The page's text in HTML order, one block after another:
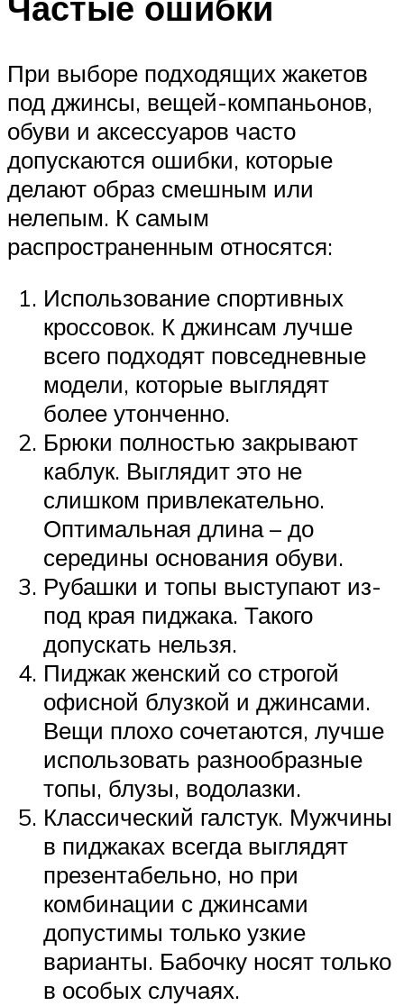
При выборе подходящих жакетов
под джинсы, вещей-компаньонов,
обуви и аксессуаров часто
допускаются ошибки, которые
делают образ смешным или
нелепым. К самым
распространенным относятся:
Использование спортивных
кроссовок. К джинсам лучше
всего подходят повседневные
модели, которые выглядят
более утонченно.
Брюки полностью закрывают
каблук. Выглядит это не
слишком привлекательно.
Оптимальная длина – до
середины основания обуви.
Рубашки и топы выступают из-
под края пиджака. Такого
допускать нельзя.
Пиджак женский со строгой
офисной блузкой и джинсами.
Вещи плохо сочетаются, лучше
использовать разнообразные
топы, блузы, водолазки.
Классический галстук. Мужчины
в пиджаках всегда выглядят
презентабельно, но при
комбинации с джинсами
допустимы только узкие
варианты. Бабочку носят только
в особых случаях.